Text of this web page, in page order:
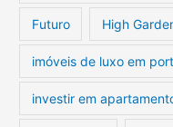
Futuro High
imóveis de luxo em
investir em